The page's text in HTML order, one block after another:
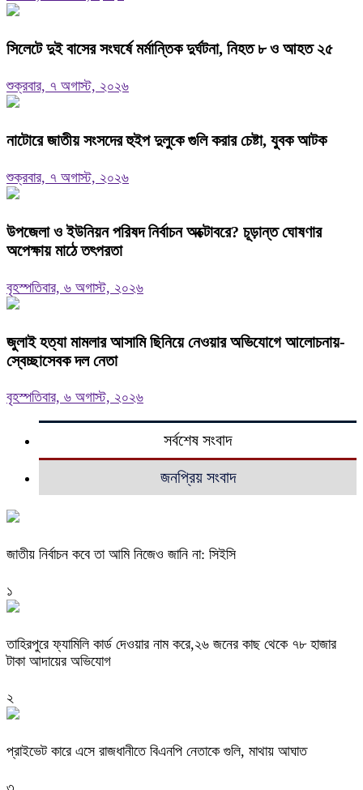
সিলেটে দুই বাসের সংঘর্ষে মর্মান্তিক দুর্ঘটনা, নিহত ৮ ও আহত ২৫
শুক্রবার, ৭ অগাস্ট, ২০২৬
নাটোরে জাতীয় সংসদের হুইপ দুলুকে গুলি করার চেষ্টা, যুবক আটক
শুক্রবার, ৭ অগাস্ট, ২০২৬
উপজেলা ও ইউনিয়ন পরিষদ নির্বাচন অক্টোবরে? চূড়ান্ত ঘোষণার
অপেক্ষায় মাঠে তৎপরতা
বৃহস্পতিবার, ৬ অগাস্ট, ২০২৬
জুলাই হত্যা মামলার আসামি ছিনিয়ে নেওয়ার অভিযোগে আলোচনায়-
স্বেচ্ছাসেবক দল নেতা
বৃহস্পতিবার, ৬ অগাস্ট, ২০২৬
সর্বশেষ সংবাদ
জনপ্রিয় সংবাদ
জাতীয় নির্বাচন কবে তা আমি নিজেও জানি না: সিইসি
১
তাহিরপুরে ফ্যামিলি কার্ড দেওয়ার নাম করে,২৬ জনের কাছ থেকে ৭৮ হাজার
টাকা আদায়ের অভিযোগ
২
প্রাইভেট কারে এসে রাজধানীতে বিএনপি নেতাকে গুলি, মাথায় আঘাত